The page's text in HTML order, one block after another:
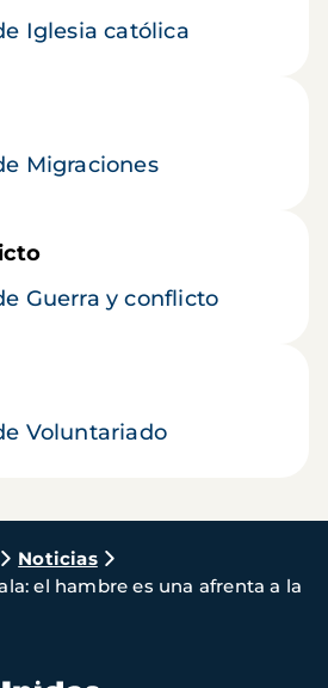
Iglesia católica
Migraciones
Guerra y conflicto
Voluntariado
Noticias
el hambre es una afrenta a la